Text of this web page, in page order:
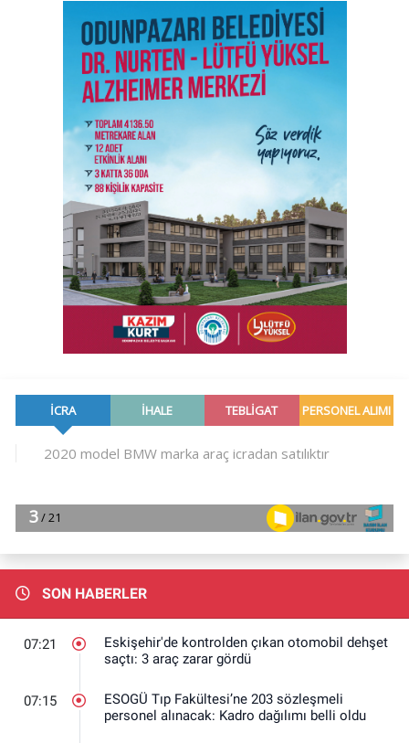
SON HABERLER
07:21
Eskişehir'de kontrolden çıkan otomobil dehşet
saçtı: 3 araç zarar gördü
07:15
ESOGÜ Tıp Fakültesi’ne 203 sözleşmeli
personel alınacak: Kadro dağılımı belli oldu